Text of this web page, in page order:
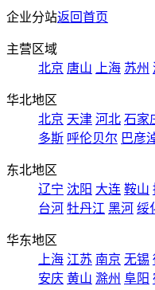
企业分站返回首页
主营区域
北京 唐山 上海 苏州
华北地区
北京 天津 河北 石家
多斯 呼伦贝尔 巴彦
东北地区
辽宁 沈阳 大连 鞍山
台河 牡丹江 黑河 绥
华东地区
上海 江苏 南京 无锡
安庆 黄山 滁州 阜阳